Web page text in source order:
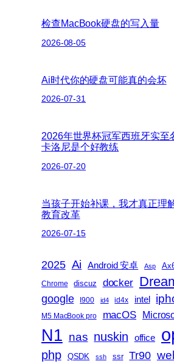
检查MacBook硬盘的写入量
2026-08-05
Ai时代你的硬盘可能真的会坏
2026-07-31
2026年世界杯冠军西班牙实至
卡洛尼是个好教练
2026-07-20
当孩子开始补课，我才真正理
教育改革
2026-07-15
2025 Ai Android 安卓 Asp
Chrome discuz docker
google I900 id4 id4x intel
M5 MacBook pro macOS
N1 nas nuskin office
php QSDK ssh ssr Tr90